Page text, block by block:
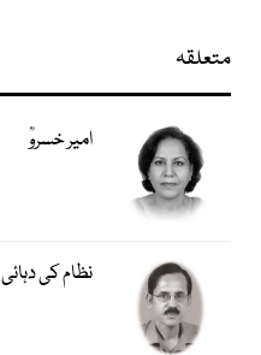
متعلقہ
امیر خسروؒ
نظام کی دہائی